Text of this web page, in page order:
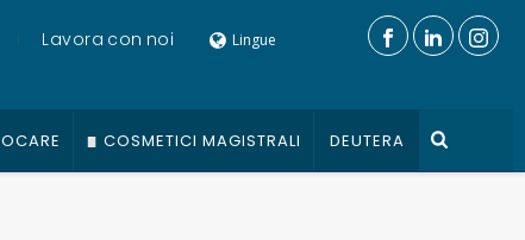
Lavora con noi Lingue
COSMETICI MAGISTRALI DEUTERA